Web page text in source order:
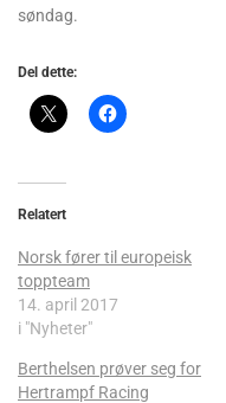
søndag.
Del dette:
Relatert
Norsk fører til europeisk
toppteam
14. april 2017
i "Nyheter"
Berthelsen prøver seg for
Hertrampf Racing